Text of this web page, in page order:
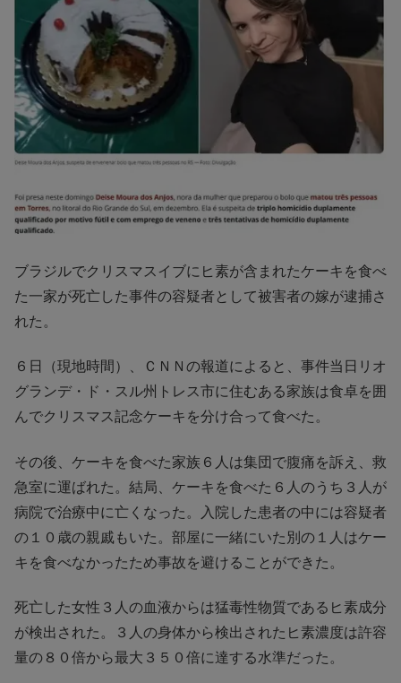
ブラジルでクリスマスイブにヒ素が含まれたケーキを食べ
た一家が死亡した事件の容疑者として被害者の嫁が逮捕さ
れた。
６日（現地時間）、ＣＮＮの報道によると、事件当日リオ
グランデ・ド・スル州トレス市に住むある家族は食卓を囲
んでクリスマス記念ケーキを分け合って食べた。
その後、ケーキを食べた家族６人は集団で腹痛を訴え、救
急室に運ばれた。結局、ケーキを食べた６人のうち３人が
病院で治療中に亡くなった。入院した患者の中には容疑者
の１０歳の親戚もいた。部屋に一緒にいた別の１人はケー
キを食べなかったため事故を避けることができた。
死亡した女性３人の血液からは猛毒性物質であるヒ素成分
が検出された。３人の身体から検出されたヒ素濃度は許容
量の８０倍から最大３５０倍に達する水準だった。